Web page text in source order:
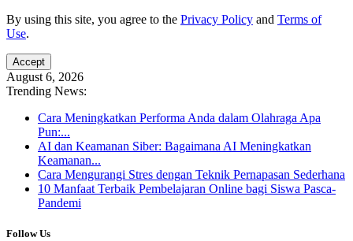
By using this site, you agree to the Privacy Policy and Terms of
Use.
Accept
August 6, 2026
Trending News:
Cara Meningkatkan Performa Anda dalam Olahraga Apa
Pun:...
AI dan Keamanan Siber: Bagaimana AI Meningkatkan
Keamanan...
Cara Mengurangi Stres dengan Teknik Pernapasan Sederhana
10 Manfaat Terbaik Pembelajaran Online bagi Siswa Pasca-
Pandemi
Follow Us